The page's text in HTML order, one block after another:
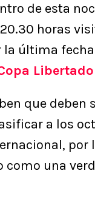
de esta
horas
la última
que deben
a los
por
como una